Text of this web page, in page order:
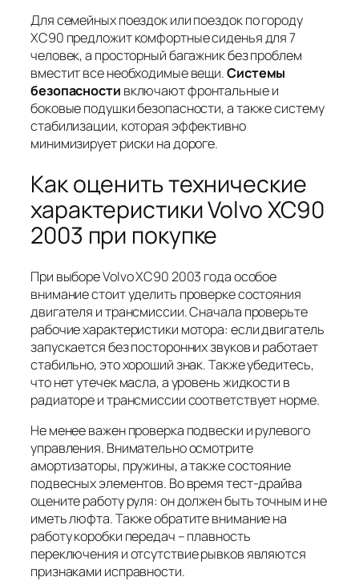
Для семейных поездок или поездок по городу
XC90 предложит комфортные сиденья для 7
человек, а просторный багажник без проблем
вместит все необходимые вещи.Системы
безопасности включают фронтальные и
боковые подушки безопасности, а также систему
стабилизации, которая эффективно
минимизирует риски на дороге.
Как оценить технические
характеристики Volvo XC90
2003 при покупке
При выборе Volvo XC90 2003 года особое
внимание стоит уделить проверке состояния
двигателя и трансмиссии. Сначала проверьте
рабочие характеристики мотора: если двигатель
запускается без посторонних звуков и работает
стабильно, это хороший знак. Также убедитесь,
что нет утечек масла, а уровень жидкости в
радиаторе и трансмиссии соответствует норме.
Не менее важен проверка подвески и рулевого
управления. Внимательно осмотрите
амортизаторы, пружины, а также состояние
подвесных элементов. Во время тест-драйва
оцените работу руля: он должен быть точным и не
иметь люфта. Также обратите внимание на
работу коробки передач – плавность
переключения и отсутствие рывков являются
признаками исправности.